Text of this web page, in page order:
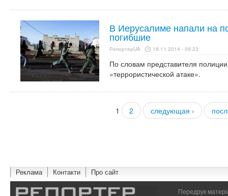
В Иерусалиме напали на
погибшие
РепортерUA 18.11.2014 - 09:23
По словам представителя
«террористической атаке».
1 2 следующая ›
Реклама Контакти Про сайт
Передрук